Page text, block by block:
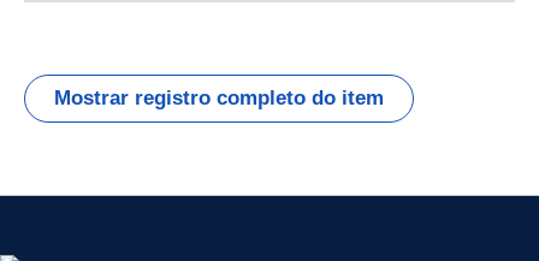
Mostrar registro completo do item